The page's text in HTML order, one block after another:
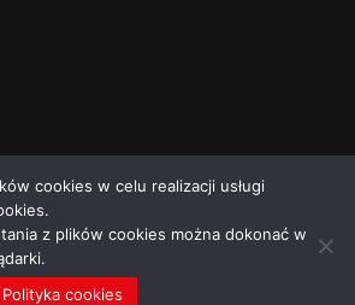
cookies w celu realizacji usługi
z plików cookies można dokonać w
Polityka cookies